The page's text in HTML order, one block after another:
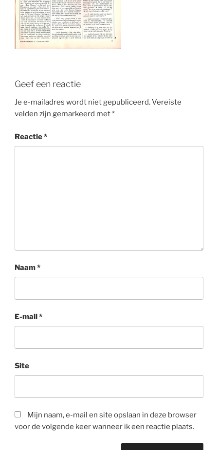
Geef een reactie
Je e-mailadres wordt niet gepubliceerd.Vereiste
velden zijn gemarkeerd met*
Reactie*
Naam*
E-mail*
Site
Mijn naam, e-mail en site opslaan in deze browser
voor de volgende keer wanneer ik een reactie plaats.